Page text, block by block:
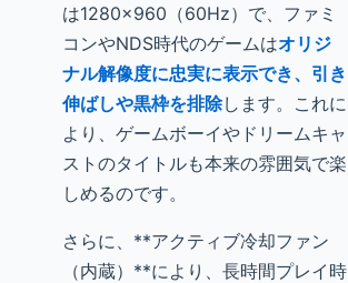
は1280×960（60Hz）で、ファミ
コンやNDS時代のゲームはオリジ
ナル解像度に忠実に表示でき、引き
伸ばしや黒枠を排除します。これに
より、ゲームボーイやドリームキャ
ストのタイトルも本来の雰囲気で楽
しめるのです。
さらに、**アクティブ冷却ファン
（内蔵）**により、長時間プレイ時